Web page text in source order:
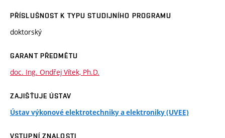
PŘÍSLUŠNOST K TYPU STUDIJNÍHO PROGRAMU
doktorský
GARANT PŘEDMĚTU
doc. Ing. Ondřej Vítek, Ph.D.
ZAJIŠŤUJE ÚSTAV
Ústav výkonové elektrotechniky a elektroniky (UVEE)
VSTUPNÍ ZNALOSTI